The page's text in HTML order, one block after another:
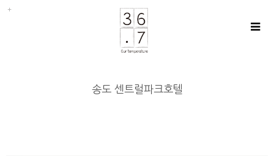
송도 센트럴파크호텔